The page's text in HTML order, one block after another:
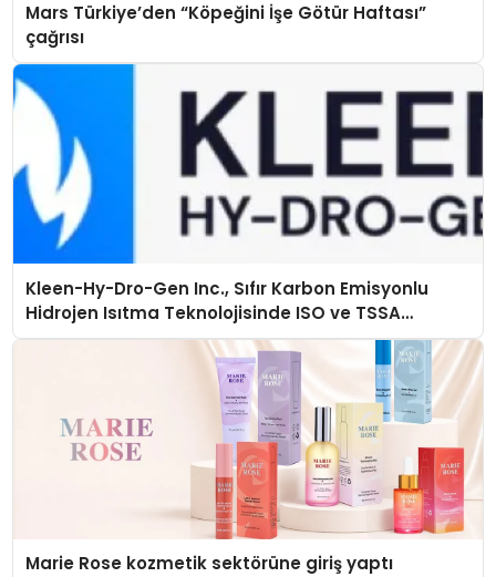
Mars Türkiye’den “Köpeğini İşe Götür Haftası”
çağrısı
Kleen-Hy-Dro-Gen Inc., Sıfır Karbon Emisyonlu
Hidrojen Isıtma Teknolojisinde ISO ve TSSA
Düzenleyici Onaylarını Aldı
Marie Rose kozmetik sektörüne giriş yaptı